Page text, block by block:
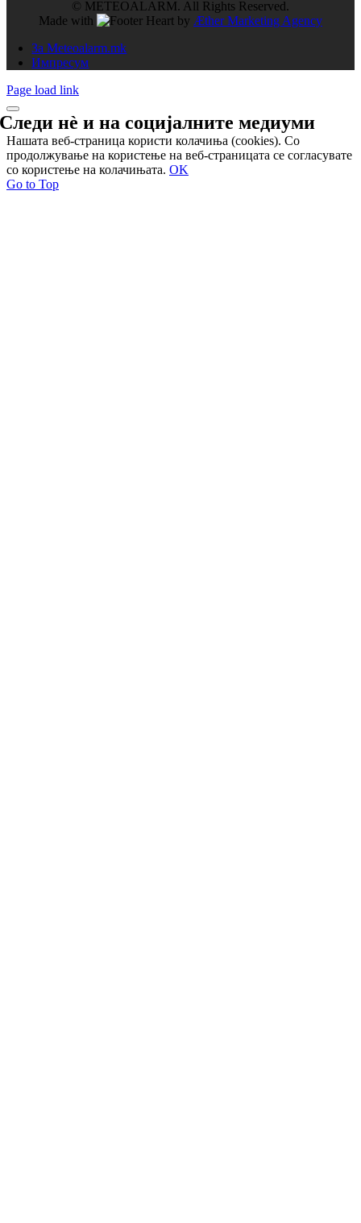
© METEOALARM. All Rights Reserved.
Made with
by Æther Marketing Agency
За Meteoalarm.mk
Импресум
Page load link
Следи нѐ и насоцијалните медиуми
Нашата веб-страница користи колачиња (cookies). Со
продолжување на користење на веб-страницата се согласувате
со користење на колачињата. OK
Go to Top